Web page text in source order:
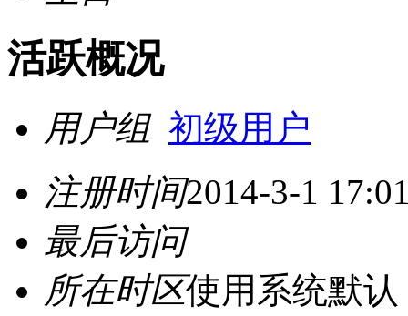
活跃概况
用户组 初级用户
注册时间2014-3-1
最后访问
所在时区使用系统默认